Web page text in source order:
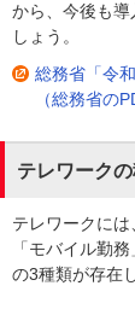
から、今後も
しょう。
総務省「令
（総務省の
テレワーク
テレワークには
「モバイル勤
の3種類が存在